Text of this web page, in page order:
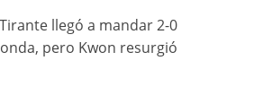
llegó a mandar 2-0
pero Kwon resurgió